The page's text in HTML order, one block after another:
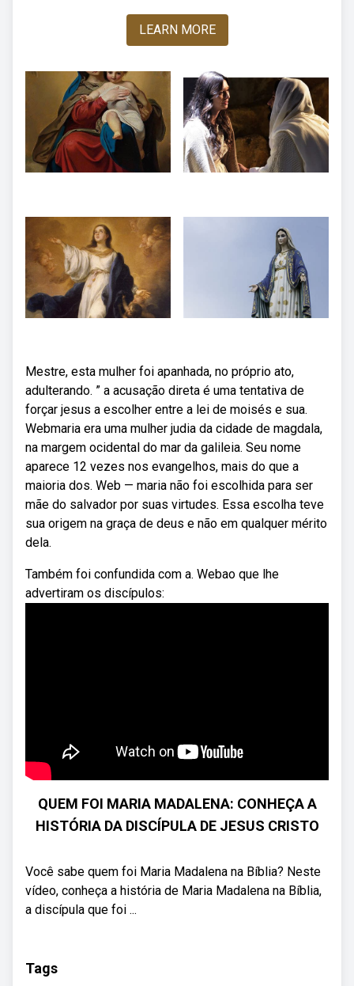
LEARN MORE
Mestre, esta mulher foi apanhada, no próprio ato,
adulterando. ” a acusação direta é uma tentativa de
forçar jesus a escolher entre a lei de moisés e sua.
Webmaria era uma mulher judia da cidade de magdala,
na margem ocidental do mar da galileia. Seu nome
aparece 12 vezes nos evangelhos, mais do que a
maioria dos. Web — maria não foi escolhida para ser
mãe do salvador por suas virtudes. Essa escolha teve
sua origem na graça de deus e não em qualquer mérito
dela.
Também foi confundida com a. Webao que lhe
advertiram os discípulos:
QUEM FOI MARIA MADALENA: CONHEÇA A
HISTÓRIA DA DISCÍPULA DE JESUS CRISTO
Você sabe quem foi Maria Madalena na Bíblia? Neste
vídeo, conheça a história de Maria Madalena na Bíblia,
a discípula que foi ...
Tags